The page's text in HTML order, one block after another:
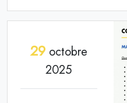
29octobre
2025